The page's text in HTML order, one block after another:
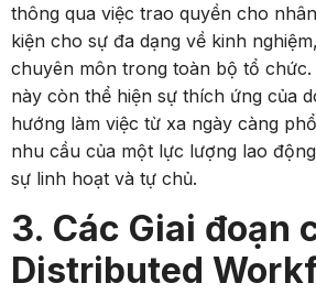
thông qua việc trao quyền cho
kiện cho sự đa dạng về kinh
chuyên môn trong toàn bộ tổ chức.
này còn thể hiện sự thích ứng của
hướng làm việc từ xa ngày càng
nhu cầu của một lực lượng lao
sự linh hoạt và tự chủ.
3. Các Giai đoạn
Distributed